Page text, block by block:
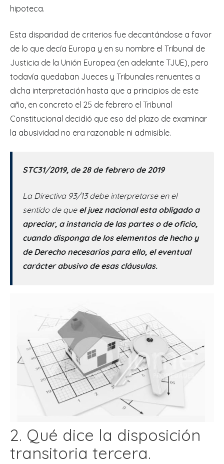
hipoteca.
Esta disparidad de criterios fue decantándose a favor
de lo que decía Europa y en su nombre el Tribunal de
Justicia de la Unión Europea (en adelante TJUE), pero
todavía quedaban Jueces y Tribunales renuentes a
dicha interpretación hasta que a principios de este
año, en concreto el 25 de febrero el Tribunal
Constitucional decidió que eso del plazo de examinar
la abusividad no era razonable ni admisible.
STC31/2019, de 28 de febrero de 2019
La Directiva 93/13 debe interpretarse en el
sentido de que el juez nacional esta obligado a
apreciar, a instancia de las partes o de oficio,
cuando disponga de los elementos de hecho y
de Derecho necesarios para ello, el eventual
carácter abusivo de esas cláusulas.
2. Qué dice la disposición
transitoria tercera.